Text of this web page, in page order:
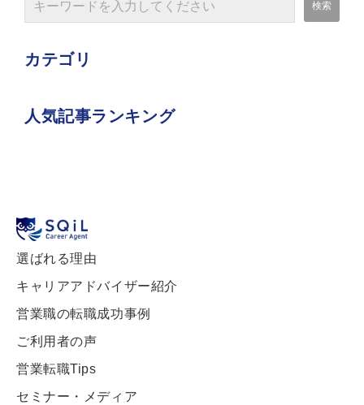
カテゴリ
人気記事ランキング
選ばれる理由
キャリアアドバイザー紹介
営業職の転職成功事例
ご利用者の声
営業転職Tips
セミナー・メディア